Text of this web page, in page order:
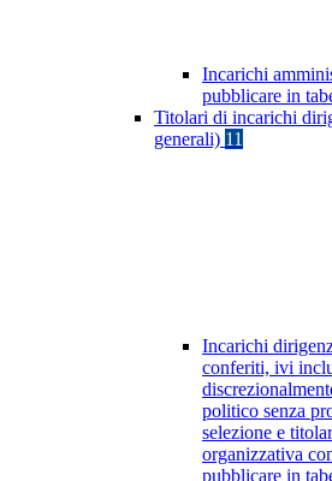
Incarichi
pubblicare in
Titolari di incarichi
generali) 11
Incarichi
conferiti, ivi
politico senza
selezione e
organizzativa
pubblicare in